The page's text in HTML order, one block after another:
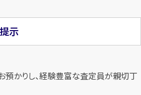
示
預かりし、経験豊富な査定員が親切丁